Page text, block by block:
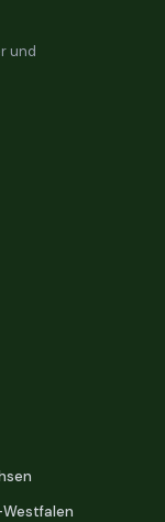
und